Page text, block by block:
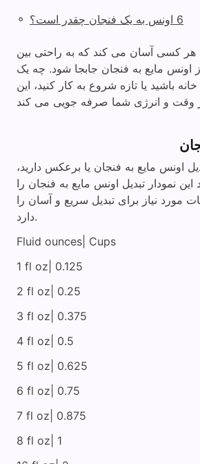
◦ 6 اونس به یک فنجان چقدر است؟
هر کسی آسان می کند که به راحتی بین
اونس مایع به فنجان جابجا شود. چه یک
باشید یا تازه شروع به کار کنید، این
اونس مایع به فنجان یا برعکس دارید،
نمودار تبدیل اونس مایع به فنجان را
مورد نیاز برای تبدیل سریع و آسان را
دارد.
Fluid ounces| Cups
1 fl oz| 0.125
2 fl oz| 0.25
3 fl oz| 0.375
4 fl oz| 0.5
5 fl oz| 0.625
6 fl oz| 0.75
7 fl oz| 0.875
8 fl oz| 1